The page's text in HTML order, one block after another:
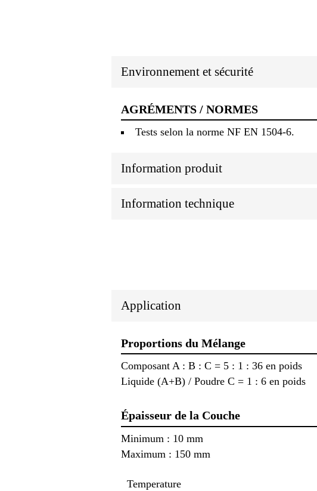
Environnement et sécurité
AGRÉMENTS / NORMES
Tests selon la norme NF EN 1504-6.
Information produit
Information technique
Application
Proportions du Mélange
Composant A : B : C = 5 : 1 : 36 en poids
Liquide (A+B) / Poudre C = 1 : 6 en poids
Épaisseur de la Couche
Minimum : 10 mm
Maximum : 150 mm
Temperature